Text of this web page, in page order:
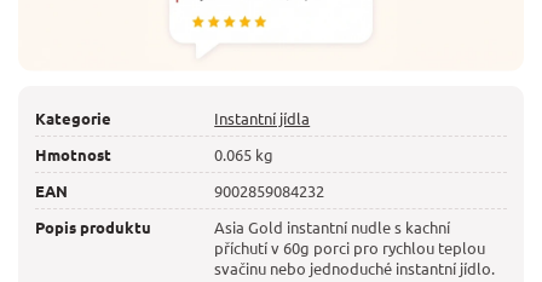
Kategorie
Instantní jídla
Hmotnost
0.065 kg
EAN
9002859084232
Popis produktu
Asia Gold instantní nudle s kachní
příchutí v 60g porci pro rychlou teplou
svačinu nebo jednoduché instantní jídlo.